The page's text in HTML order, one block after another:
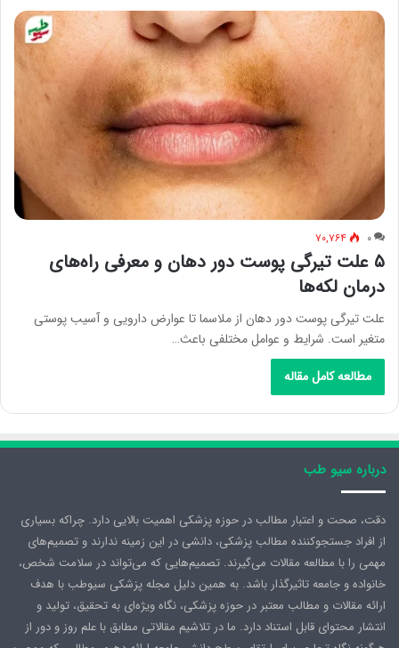
۰ ۷۰,۷۶۴
۵ علت تیرگی پوست دور دهان و معرفی راه‌های
درمان لکه‌ها
علت تیرگی پوست دور دهان از ملاسما تا عوارض دارویی و آسیب پوستی
متغیر است. شرایط و عوامل مختلفی باعث…
مطالعه کامل مقاله
درباره سیو طب
دقت، صحت و اعتبار مطالب در حوزه پزشکی اهمیت بالایی دارد. چراکه بسیاری
از افراد جستجوکننده مطالب پزشکی، دانشی در این زمینه ندارند و تصمیم‌های
مهمی را با مطالعه مقالات می‌گیرند. تصمیم‌هایی که می‌تواند در سلامت شخص،
خانواده و جامعه تاثیرگذار باشد. به همین دلیل مجله پزشکی سیوطب با هدف
ارائه مقالات و مطالب معتبر در حوزه پزشکی، نگاه ویژه‌ای به تحقیق، تولید و
انتشار محتوای قابل استناد دارد. ما در تلاشیم مقالاتی مطابق با علم روز و دور از